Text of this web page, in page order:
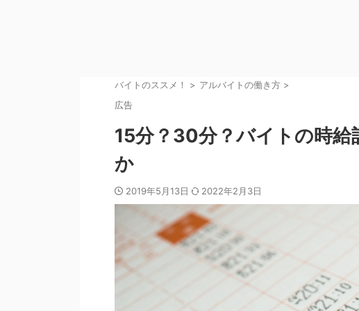
バイトのススメ！ > アルバイトの働き方 >
広告
15分？30分？バイトの時給
か
2019年5月13日 2022年2月3日